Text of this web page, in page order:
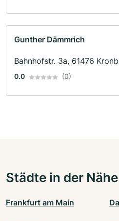
Gunther Dämmrich
Bahnhofstr. 3a, 61476
0.0 (0)
Städte in der Nähe
Frankfurt am Main